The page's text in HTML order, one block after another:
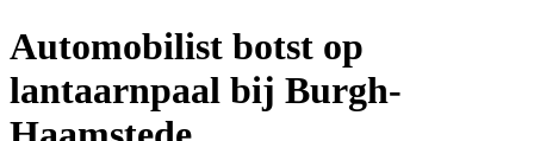
Automobilist botst op
lantaarnpaal bij Burgh-